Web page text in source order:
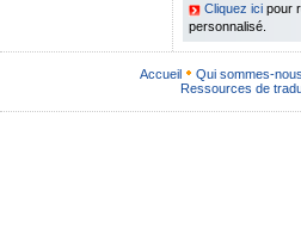
Cliquez ici pour
personnalisé.
Accueil Qui sommes-
Ressources de